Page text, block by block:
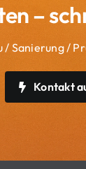
–
/ Sanierung /
Kontakt